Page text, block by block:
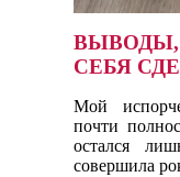
СЕБЯ
Мой
почти
остался
совершила